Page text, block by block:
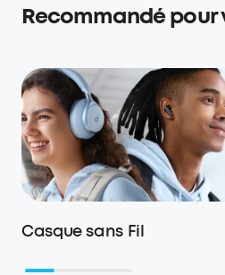
Recommandé pour
Casque sans Fil